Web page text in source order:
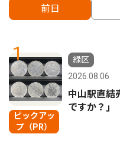
前日
1
ピックアッ
プ（PR）
緑区
2026.08.06
中山駅直
ですか？｣